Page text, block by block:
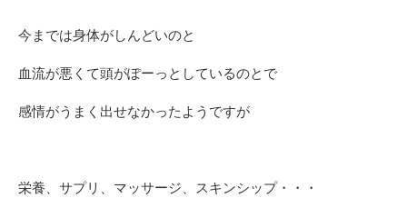
今までは身体がしんどいのと
血流が悪くて頭がぽーっとしているのとで
感情がうまく出せなかったようですが
栄養、サプリ、マッサージ、スキンシップ・・・